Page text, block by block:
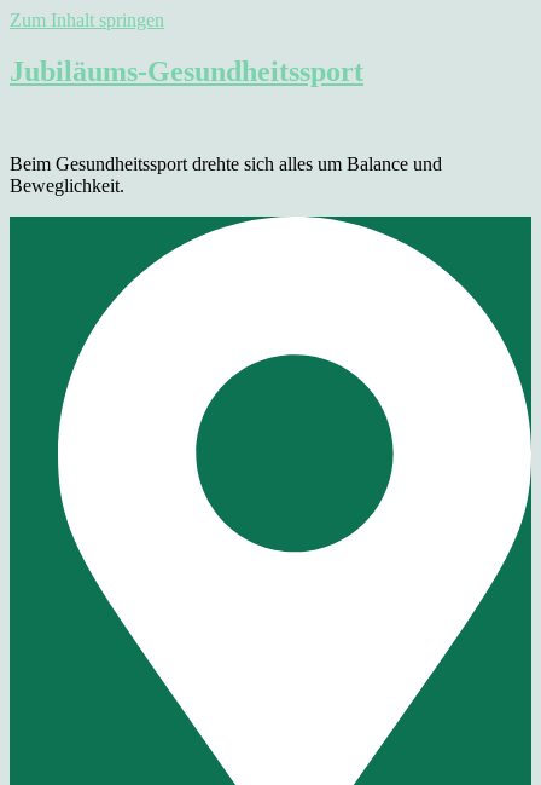
Zum Inhalt springen
Jubiläums-Gesundheitssport
Beim Gesundheitssport drehte sich alles um Balance und
Beweglichkeit.